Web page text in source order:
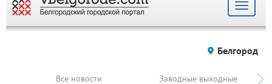
Toggle
Белгород
Все новости Заводные выходные